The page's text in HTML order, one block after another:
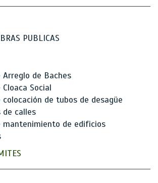
PUBLICAS
Arreglo de Baches
Social
colocación de tubos de desagüe
de calles
mantenimiento de edificios